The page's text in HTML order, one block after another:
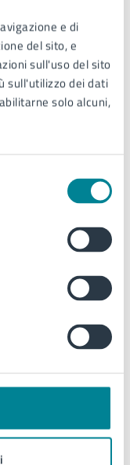
e di
del sito, e
sull'uso del sito
sull'utilizzo dei dati
solo alcuni,
verrà